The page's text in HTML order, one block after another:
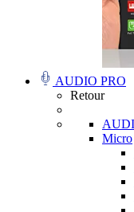
AUDIO PRO
Retour
Micro